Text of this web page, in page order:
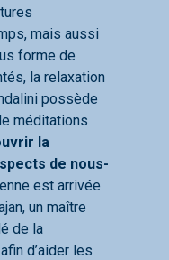
mais aussi
forme de
la relaxation
possède
méditations
la
de nous-
est arrivée
un maître
de la
d’aider les